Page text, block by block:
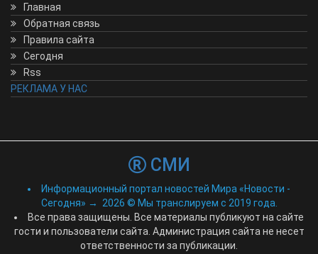
Главная
Обратная связь
Правила сайта
Сегодня
Rss
РЕКЛАМА У НАС
СМИ
Информационный портал новостей Мира «Новости -
Сегодня» → 2026 © Мы транслируем с 2019 года.
Все права защищены. Все материалы публикуют на сайте
гости и пользователи сайта. Администрация сайта не несет
ответственности за публикации.